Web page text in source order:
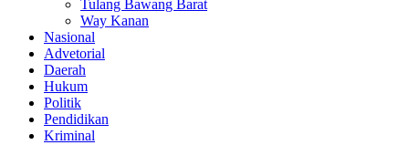
Tulang Bawang Barat
Way Kanan
Nasional
Advetorial
Daerah
Hukum
Politik
Pendidikan
Kriminal